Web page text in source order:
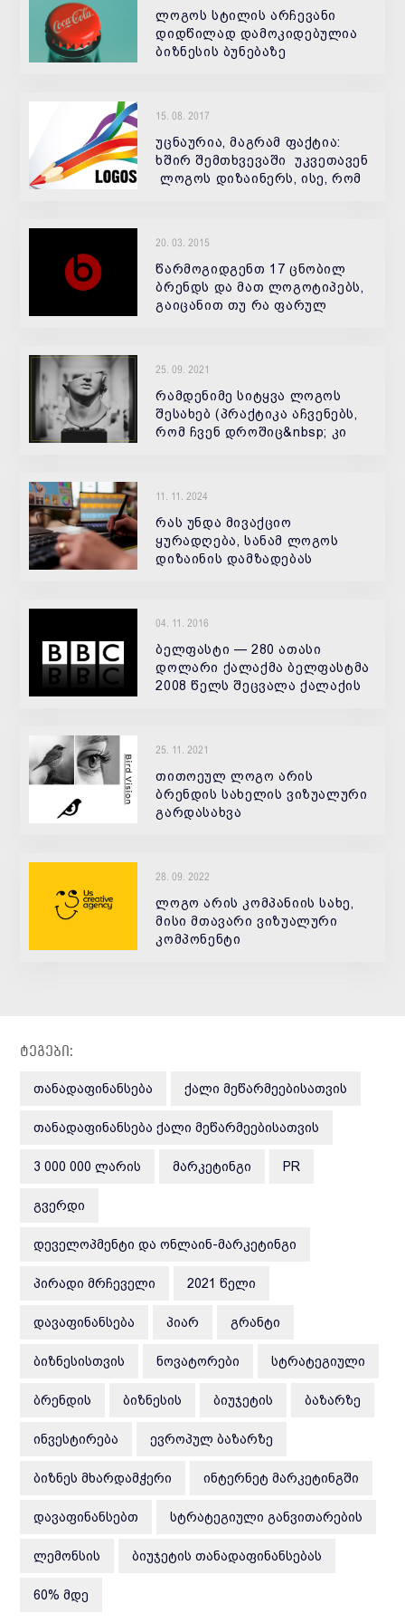
ლოგოს სტილის არჩევანი
დიდწილად დამოკიდებულია
ბიზნესის ბუნებაზე
15. 08. 2017
უცნაურია, მაგრამ ფაქტია:
ხშირ შემთხვევაში უკვეთავენ
ლოგოს დიზაინერს, ისე, რომ
ჰგონია, რომ ლოგო და
სასაქონლე ნიშან
20. 03. 2015
წარმოგიდგენთ 17 ცნობილ
ბრენდს და მათ ლოგოტიპებს,
გაიცანით თუ რა ფარულ
ბრენდის ლოგოში
შეუმჩნეველი იდე
25. 09. 2021
რამდენიმე სიტყვა ლოგოს
შესახებ (პრაქტიკა აჩვენებს,
რომ ჩვენ დროშიც&nbsp; კი
11. 11. 2024
რას უნდა მივაქციო
ყურადღება, სანამ ლოგოს
დიზაინის დამზადებას
04. 11. 2016
ბელფასტი — 280 ათასი
დოლარი ქალაქმა ბელფასტმა
2008 წელს შეცვალა ქალაქის
დაჯდა. ლოგო არის
სიყვარულის სიმბოლო.
25. 11. 2021
თითოეულ ლოგო არის
ბრენდის სახელის ვიზუალური
გარდასახვა
28. 09. 2022
ლოგო არის კომპანიის სახე,
მისი მთავარი ვიზუალური
კომპონენტი
ტეგები:
ᲗᲐᲜᲐᲓᲐᲤᲘᲜᲐᲜᲡᲔᲑᲐ ᲥᲐᲚᲘ ᲛᲔᲬᲐᲠᲛᲔᲔᲑᲘᲡᲐᲗᲕᲘᲡ
ᲗᲐᲜᲐᲓᲐᲤᲘᲜᲐᲜᲡᲔᲑᲐ ᲥᲐᲚᲘ ᲛᲔᲬᲐᲠᲛᲔᲔᲑᲘᲡᲐᲗᲕᲘᲡ
3 000 000 ᲚᲐᲠᲘᲡ ᲛᲐᲠᲙᲔᲢᲘᲜᲒᲘ PR
ᲒᲕᲔᲠᲓᲘ
ᲓᲔᲕᲔᲚᲝᲞᲛᲔᲜᲢᲘ ᲓᲐ ᲝᲜᲚᲐᲘᲜ-ᲛᲐᲠᲙᲔᲢᲘᲜᲒᲘ
ᲞᲘᲠᲐᲓᲘ ᲛᲠᲩᲔᲕᲔᲚᲘ 2021 ᲬᲔᲚᲘ
ᲓᲐᲕᲐᲤᲘᲜᲐᲜᲡᲔᲑᲐ ᲞᲘᲐᲠ ᲒᲠᲐᲜᲢᲘ
ᲑᲘᲖᲜᲔᲡᲘᲡᲗᲕᲘᲡ ᲜᲝᲕᲐᲢᲝᲠᲔᲑᲘ ᲡᲢᲠᲐᲢᲔᲒᲘᲣᲚᲘ
ᲑᲠᲔᲜᲓᲘᲡ ᲑᲘᲖᲜᲔᲡᲘᲡ ᲑᲘᲣᲯᲔᲢᲘᲡ ᲑᲐᲖᲐᲠᲖᲔ
ᲘᲜᲕᲔᲡᲢᲘᲠᲔᲑᲐ ᲔᲕᲠᲝᲞᲣᲚ ᲑᲐᲖᲐᲠᲖᲔ
ᲑᲘᲖᲜᲔᲡ ᲛᲮᲐᲠᲓᲐᲛᲭᲔᲠᲘ ᲘᲜᲢᲔᲠᲜᲔᲢ ᲛᲐᲠᲙᲔᲢᲘᲜᲒᲨᲘ
ᲓᲐᲕᲐᲤᲘᲜᲐᲜᲡᲔᲑᲗ ᲡᲢᲠᲐᲢᲔᲒᲘᲣᲚᲘ ᲒᲐᲜᲕᲘᲗᲐᲠᲔᲑᲘᲡ
ᲚᲔᲛᲝᲜᲡᲘᲡ ᲑᲘᲣᲯᲔᲢᲘᲡ ᲗᲐᲜᲐᲓᲐᲤᲘᲜᲐᲜᲡᲔᲑᲐᲡ
60% ᲛᲓᲔ